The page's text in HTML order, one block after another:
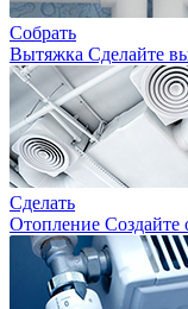
Собрать
Вытяжка Сделайте
Сделать
Отопление Создайте